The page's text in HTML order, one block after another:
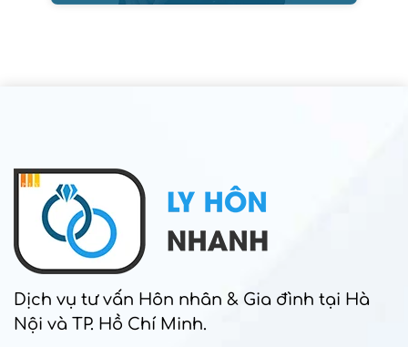
Dịch vụ tư vấn Hôn nhân & Gia đình tại Hà
Nội và TP. Hồ Chí Minh.